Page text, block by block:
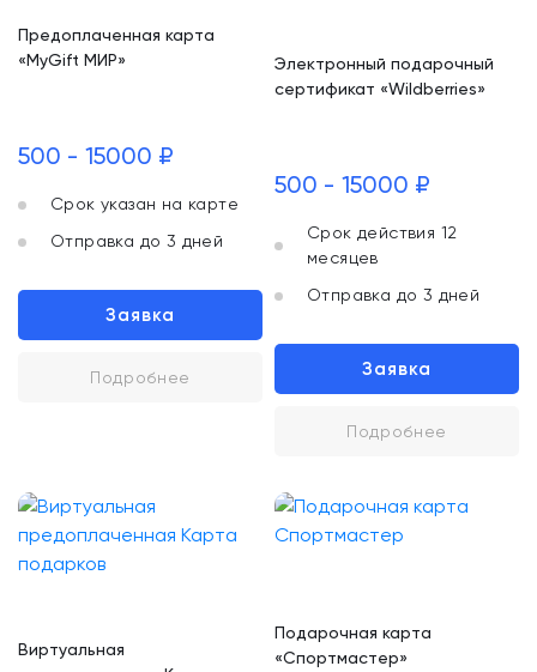
Предоплаченная карта
«MyGift МИР»
500 - 15000 ₽
Срок указан на карте
Отправка до 3 дней
Заявка
Подробнее
Электронный подарочный
сертификат «Wildberries»
500 - 15000 ₽
Срок действия 12
месяцев
Отправка до 3 дней
Заявка
Подробнее
Виртуальная
Подарочная карта
«Спортмастер»